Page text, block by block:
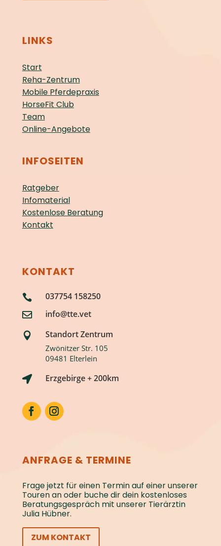
LINKS
Start
Reha-Zentrum
Mobile Pferdepraxis
HorseFit Club
Team
Online-Angebote
INFOSEITEN
Ratgeber
Infomaterial
Kostenlose Beratung
Kontakt
KONTAKT
 037754 158250
 info@tte.vet
 Standort Zentrum
Zwönitzer Str. 105
09481 Elterlein
 Erzgebirge + 200km
ANFRAGE & TERMINE
Frage jetzt für einen Termin auf einer unserer
Touren an oder buche dir dein kostenloses
Beratungs­gespräch mit unserer Tierärztin
Julia Hübner.
ZUM KONTAKT